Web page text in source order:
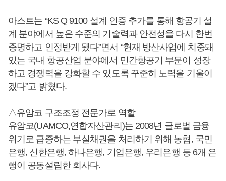
아스트는 “KS Q 9100 설계 인증 추가를 통해 항공기 설
계 분야에서 높은 수준의 기술력과 안전성을 다시 한번
증명하고 인정받게 됐다”면서 “현재 방산사업에 치중돼
있는 국내 항공산업 분야에서 민간항공기 부문이 성장
하고 경쟁력을 강화할 수 있도록 꾸준히 노력을 기울이
겠다”고 밝혔다.
△유암코 구조조정 전문가로 역할
유암코(UAMCO,연합자산관리)는 2008년 글로벌 금융
위기로 급증하는 부실채권을 처리하기 위해 농협, 국민
은행, 신한은행, 하나은행, 기업은행, 우리은행 등 6개 은
행이 공동설립한 회사다.